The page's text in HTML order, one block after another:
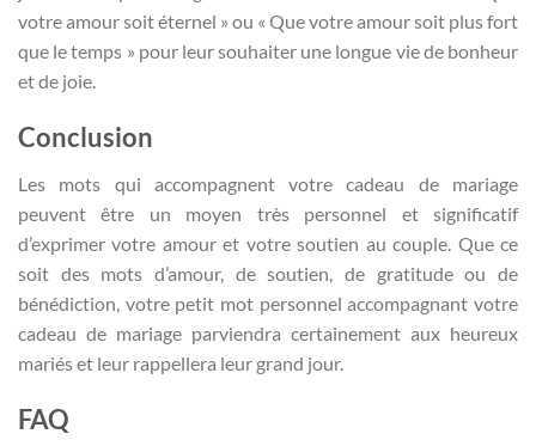
votre amour soit éternel » ou « Que votre amour soit plus fort
que le temps » pour leur souhaiter une longue vie de bonheur
et de joie.
Conclusion
Les mots qui accompagnent votre cadeau de mariage
peuvent être un moyen très personnel et significatif
d’exprimer votre amour et votre soutien au couple. Que ce
soit des mots d’amour, de soutien, de gratitude ou de
bénédiction, votre petit mot personnel accompagnant votre
cadeau de mariage parviendra certainement aux heureux
mariés et leur rappellera leur grand jour.
FAQ